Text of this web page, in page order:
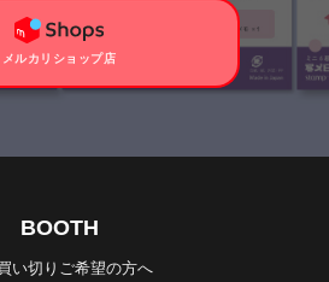
メルカリショップ店
BOOTH
い切りご希望の方へ